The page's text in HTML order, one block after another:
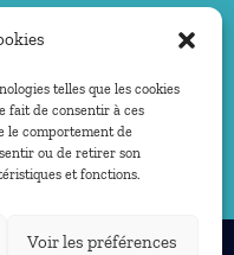
telles que les cookies
fait de consentir à ces
le comportement de
ou de retirer son
et fonctions.
Voir les préférences